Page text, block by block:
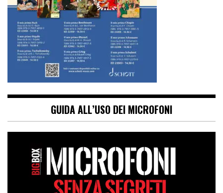
GUIDA ALL’USO DEI MICROFONI